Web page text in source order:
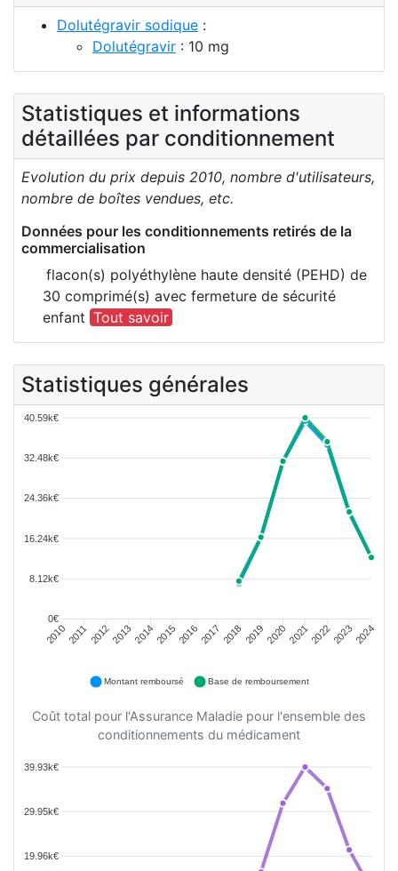
Dolutégravir sodique :
Dolutégravir : 10 mg
Statistiques et informations
détaillées par conditionnement
Evolution du prix depuis 2010, nombre d'utilisateurs,
nombre de boîtes vendues, etc.
Données pour les conditionnements retirés de la
commercialisation
flacon(s) polyéthylène haute densité (PEHD) de
30 comprimé(s) avec fermeture de sécurité
enfant Tout savoir
Statistiques générales
40.59k€
32.48k€
24.36k€
16.24k€
8.12k€
0€
20102011201220132014201520162017 2018 201920202021202220232024
Montant remboursé Base de remboursement
Coût total pour l'Assurance Maladie pour l'ensemble des
conditionnements du médicament
39.93k€
29.95k€
19.96k€